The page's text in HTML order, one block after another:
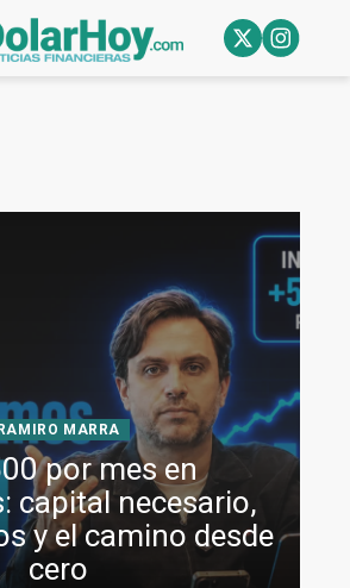
RAMIRO MARRA
por mes en
capital necesario,
y el camino desde
cero